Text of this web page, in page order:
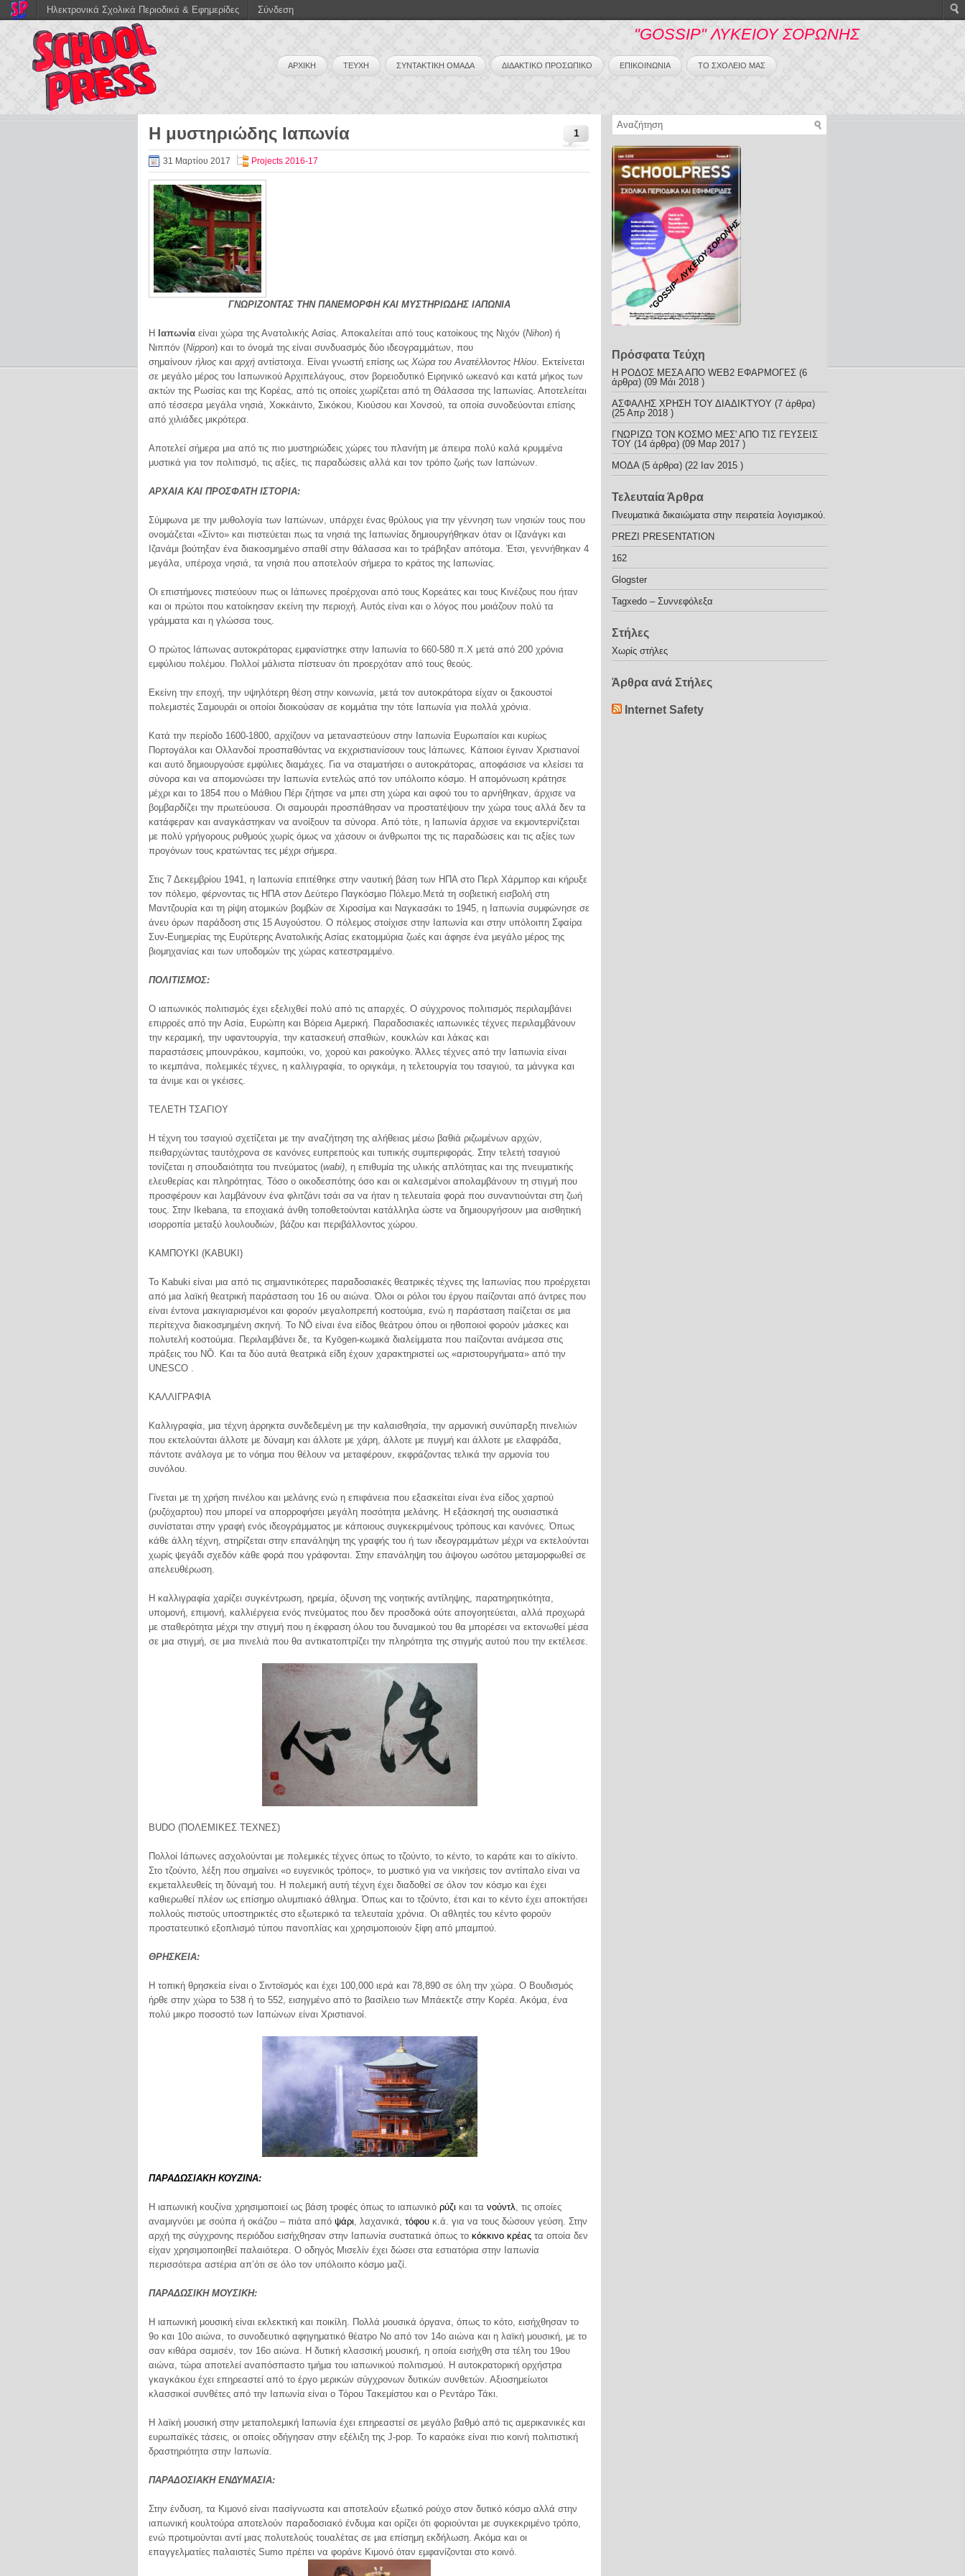
"GOSSIP" ΛΥΚΕΙΟΥ ΣΟΡΩΝΗΣ
ΑΡΧΙΚΗ ΤΕΥΧΗ ΣΥΝΤΑΚΤΙΚΗ ΟΜΑΔΑ ΔΙΔΑΚΤΙΚΟ ΠΡΟΣΩΠΙΚΟ ΕΠΙΚΟΙΝΩΝΙΑ ΤΟ ΣΧΟΛΕΙΟ ΜΑΣ
1
Η μυστηριώδης Ιαπωνία
31 Μαρτίου 2017 Projects 2016-17
ΓΝΩΡΙΖΟΝΤΑΣ ΤΗΝ ΠΑΝΕΜΟΡΦΗ ΚΑΙ ΜΥΣΤΗΡΙΩΔΗΣ ΙΑΠΩΝΙΑ
Η Ιαπωνία είναι χώρα της Ανατολικής Ασίας. Αποκαλείται από τους κατοίκους της Νιχόν (Nihon) ή
Νιππόν (Nippon) και το όνομά της είναι συνδυασμός δύο ιδεογραμμάτων, που
σημαίνουν ήλιος και αρχή αντίστοιχα. Είναι γνωστή επίσης ως Χώρα του Ανατέλλοντος Ηλίου. Εκτείνεται
σε μεγάλο μέρος του Ιαπωνικού Αρχιπελάγους, στον βορειοδυτικό Ειρηνικό ωκεανό και κατά μήκος των
ακτών της Ρωσίας και της Κορέας, από τις οποίες χωρίζεται από τη Θάλασσα της Ιαπωνίας. Αποτελείται
από τέσσερα μεγάλα νησιά, Χοκκάιντο, Σικόκου, Κιούσου και Χονσού, τα οποία συνοδεύονται επίσης
από χιλιάδες μικρότερα.
Αποτελεί σήμερα μια από τις πιο μυστηριώδεις χώρες του πλανήτη με άπειρα πολύ καλά κρυμμένα
μυστικά για τον πολιτισμό, τις αξίες, τις παραδώσεις αλλά και τον τρόπο ζωής των Ιαπώνων.
ΑΡΧΑΙΑ ΚΑΙ ΠΡΟΣΦΑΤΗ ΙΣΤΟΡΙΑ:
Σύμφωνα με την μυθολογία των Ιαπώνων, υπάρχει ένας θρύλους για την γέννηση των νησιών τους που
ονομάζεται «Σίντο» και πιστεύεται πως τα νησιά της Ιαπωνίας δημιουργήθηκαν όταν οι Ιζανάγκι και
Ιζανάμι βούτηξαν ένα διακοσμημένο σπαθί στην θάλασσα και το τράβηξαν απότομα. Έτσι, γεννήθηκαν 4
μεγάλα, υπέροχα νησιά, τα νησιά που αποτελούν σήμερα το κράτος της Ιαπωνίας.
Οι επιστήμονες πιστεύουν πως οι Ιάπωνες προέρχοναι από τους Κορεάτες και τους Κινέζους που ήταν
και οι πρώτοι που κατοίκησαν εκείνη την περιοχή. Αυτός είναι και ο λόγος που μοιάζουν πολύ τα
γράμματα και η γλώσσα τους.
Ο πρώτος Ιάπωνας αυτοκράτορας εμφανίστηκε στην Ιαπωνία το 660-580 π.Χ μετά από 200 χρόνια
εμφύλιου πολέμου. Πολλοί μάλιστα πίστευαν ότι προερχόταν από τους θεούς.
Εκείνη την εποχή, την υψηλότερη θέση στην κοινωνία, μετά τον αυτοκράτορα είχαν οι ξακουστοί
πολεμιστές Σαμουράι οι οποίοι διοικούσαν σε κομμάτια την τότε Ιαπωνία για πολλά χρόνια.
Κατά την περίοδο 1600-1800, αρχίζουν να μεταναστεύουν στην Ιαπωνία Ευρωπαίοι και κυρίως
Πορτογάλοι και Ολλανδοί προσπαθόντας να εκχριστιανίσουν τους Ιάπωνες. Κάποιοι έγιναν Χριστιανοί
και αυτό δημιουργούσε εμφύλιες διαμάχες. Για να σταματήσει ο αυτοκράτορας, αποφάσισε να κλείσει τα
σύνορα και να απομονώσει την Ιαπωνία εντελώς από τον υπόλοιπο κόσμο. Η απομόνωση κράτησε
μέχρι και το 1854 που ο Μάθιου Πέρι ζήτησε να μπει στη χώρα και αφού του το αρνήθηκαν, άρχισε να
βομβαρδίζει την πρωτεύουσα. Οι σαμουράι προσπάθησαν να προστατέψουν την χώρα τους αλλά δεν τα
κατάφεραν και αναγκάστηκαν να ανοίξουν τα σύνορα. Από τότε, η Ιαπωνία άρχισε να εκμοντερνίζεται
με πολύ γρήγορους ρυθμούς χωρίς όμως να χάσουν οι άνθρωποι της τις παραδώσεις και τις αξίες των
προγόνων τους κρατώντας τες μέχρι σήμερα.
Στις 7 Δεκεμβρίου 1941, η Ιαπωνία επιτέθηκε στην ναυτική βάση των ΗΠΑ στο Περλ Χάρμπορ και κήρυξε
τον πόλεμο, φέρνοντας τις ΗΠΑ στον Δεύτερο Παγκόσμιο Πόλεμο.Μετά τη σοβιετική εισβολή στη
Μαντζουρία και τη ρίψη ατομικών βομβών σε Χιροσίμα και Ναγκασάκι το 1945, η Ιαπωνία συμφώνησε σε
άνευ όρων παράδοση στις 15 Αυγούστου. Ο πόλεμος στοίχισε στην Ιαπωνία και στην υπόλοιπη Σφαίρα
Συν-Ευημερίας της Ευρύτερης Ανατολικής Ασίας εκατομμύρια ζωές και άφησε ένα μεγάλο μέρος της
βιομηχανίας και των υποδομών της χώρας κατεστραμμένο.
ΠΟΛΙΤΙΣΜΟΣ:
Ο ιαπωνικός πολιτισμός έχει εξελιχθεί πολύ από τις απαρχές. Ο σύγχρονος πολιτισμός περιλαμβάνει
επιρροές από την Ασία, Ευρώπη και Βόρεια Αμερική. Παραδοσιακές ιαπωνικές τέχνες περιλαμβάνουν
την κεραμική, την υφαντουργία, την κατασκευή σπαθιών, κουκλών και λάκας και
παραστάσεις μπουνράκου, καμπούκι, νο, χορού και ρακούγκο. Άλλες τέχνες από την Ιαπωνία είναι
το ικεμπάνα, πολεμικές τέχνες, η καλλιγραφία, το οριγκάμι, η τελετουργία του τσαγιού, τα μάνγκα και
τα άνιμε και οι γκέισες.
ΤΕΛΕΤΗ ΤΣΑΓΙΟΥ
Η τέχνη του τσαγιού σχετίζεται με την αναζήτηση της αλήθειας μέσω βαθιά ριζωμένων αρχών,
πειθαρχώντας ταυτόχρονα σε κανόνες ευπρεπούς και τυπικής συμπεριφοράς. Στην τελετή τσαγιού
τονίζεται η σπουδαιότητα του πνεύματος (wabi), η επιθυμία της υλικής απλότητας και της πνευματικής
ελευθερίας και πληρότητας. Τόσο ο οικοδεσπότης όσο και οι καλεσμένοι απολαμβάνουν τη στιγμή που
προσφέρουν και λαμβάνουν ένα φλιτζάνι τσάι σα να ήταν η τελευταία φορά που συναντιούνται στη ζωή
τους. Στην Ikebana, τα εποχιακά άνθη τοποθετούνται κατάλληλα ώστε να δημιουργήσουν μια αισθητική
ισορροπία μεταξύ λουλουδιών, βάζου και περιβάλλοντος χώρου.
ΚΑΜΠΟΥΚΙ (KABUKI)
Το Kabuki είναι μια από τις σημαντικότερες παραδοσιακές θεατρικές τέχνες της Ιαπωνίας που προέρχεται
από μια λαϊκή θεατρική παράσταση του 16 ου αιώνα. Όλοι οι ρόλοι του έργου παίζονται από άντρες που
είναι έντονα μακιγιαρισμένοι και φορούν μεγαλοπρεπή κοστούμια, ενώ η παράσταση παίζεται σε μια
περίτεχνα διακοσμημένη σκηνή. Το ΝŌ είναι ένα είδος θεάτρου όπου οι ηθοποιοί φορούν μάσκες και
πολυτελή κοστούμια. Περιλαμβάνει δε, τα Kyōgen-κωμικά διαλείμματα που παίζονται ανάμεσα στις
πράξεις του ΝŌ. Και τα δύο αυτά θεατρικά είδη έχουν χαρακτηριστεί ως «αριστουργήματα» από την
UNESCO .
ΚΑΛΛΙΓΡΑΦΙΑ
Καλλιγραφία, μια τέχνη άρρηκτα συνδεδεμένη με την καλαισθησία, την αρμονική συνύπαρξη πινελιών
που εκτελούνται άλλοτε με δύναμη και άλλοτε με χάρη, άλλοτε με πυγμή και άλλοτε με ελαφράδα,
πάντοτε ανάλογα με το νόημα που θέλουν να μεταφέρουν, εκφράζοντας τελικά την αρμονία του
συνόλου.
Γίνεται με τη χρήση πινέλου και μελάνης ενώ η επιφάνεια που εξασκείται είναι ένα είδος χαρτιού
(ρυζόχαρτου) που μπορεί να απορροφήσει μεγάλη ποσότητα μελάνης. Η εξάσκησή της ουσιαστικά
συνίσταται στην γραφή ενός ιδεογράμματος με κάποιους συγκεκριμένους τρόπους και κανόνες. Όπως
κάθε άλλη τέχνη, στηρίζεται στην επανάληψη της γραφής του ή των ιδεογραμμάτων μέχρι να εκτελούνται
χωρίς ψεγάδι σχεδόν κάθε φορά που γράφονται. Στην επανάληψη του άψογου ωσότου μεταμορφωθεί σε
απελευθέρωση.
Η καλλιγραφία χαρίζει συγκέντρωση, ηρεμία, όξυνση της νοητικής αντίληψης, παρατηρητικότητα,
υπομονή, επιμονή, καλλιέργεια ενός πνεύματος που δεν προσδοκά ούτε απογοητεύεται, αλλά προχωρά
με σταθερότητα μέχρι την στιγμή που η έκφραση όλου του δυναμικού του θα μπορέσει να εκτονωθεί μέσα
σε μια στιγμή, σε μια πινελιά που θα αντικατοπτρίζει την πληρότητα της στιγμής αυτού που την εκτέλεσε.
ΒUDO (ΠΟΛΕΜΙΚΕΣ ΤΕΧΝΕΣ)
Πολλοί Ιάπωνες ασχολούνται με πολεμικές τέχνες όπως το τζούντο, το κέντο, το καράτε και το αϊκίντο.
Στο τζούντο, λέξη που σημαίνει «ο ευγενικός τρόπος», το μυστικό για να νικήσεις τον αντίπαλο είναι να
εκμεταλλευθείς τη δύναμή του. Η πολεμική αυτή τέχνη έχει διαδοθεί σε όλον τον κόσμο και έχει
καθιερωθεί πλέον ως επίσημο ολυμπιακό άθλημα. Όπως και το τζούντο, έτσι και το κέντο έχει αποκτήσει
πολλούς πιστούς υποστηρικτές στο εξωτερικό τα τελευταία χρόνια. Οι αθλητές του κέντο φορούν
προστατευτικό εξοπλισμό τύπου πανοπλίας και χρησιμοποιούν ξίφη από μπαμπού.
ΘΡΗΣΚΕΙΑ:
Η τοπική θρησκεία είναι ο Σιντοϊσμός και έχει 100,000 ιερά και 78,890 σε όλη την χώρα. Ο Βουδισμός
ήρθε στην χώρα το 538 ή το 552, εισηγμένο από το βασίλειο των Μπάεκτζε στην Κορέα. Ακόμα, ένα
πολύ μικρο ποσοστό των Ιαπώνων είναι Χριστιανοί.
ΠΑΡΑΔΩΣΙΑΚΗ ΚΟΥΖΙΝΑ:
Η ιαπωνική κουζίνα χρησιμοποιεί ως βάση τροφές όπως το ιαπωνικό ρύζι και τα νούντλ, τις οποίες
αναμιγνύει με σούπα ή οκάζου – πιάτα από ψάρι, λαχανικά, τόφου κ.ά. για να τους δώσουν γεύση. Στην
αρχή της σύγχρονης περιόδου εισήχθησαν στην Ιαπωνία συστατικά όπως το κόκκινο κρέας τα οποία δεν
είχαν χρησιμοποιηθεί παλαιότερα. Ο οδηγός Μισελίν έχει δώσει στα εστιατόρια στην Ιαπωνία
περισσότερα αστέρια απ’ότι σε όλο τον υπόλοιπο κόσμο μαζί.
ΠΑΡΑΔΩΣΙΚΗ ΜΟΥΣΙΚΗ:
Η ιαπωνική μουσική είναι εκλεκτική και ποικίλη. Πολλά μουσικά όργανα, όπως το κότο, εισήχθησαν το
9ο και 10ο αιώνα, το συνοδευτικό αφηγηματικό θέατρο Νο από τον 14ο αιώνα και η λαϊκή μουσική, με το
σαν κιθάρα σαμισέν, τον 16ο αιώνα. Η δυτική κλασσική μουσική, η οποία εισήχθη στα τέλη του 19ου
αιώνα, τώρα αποτελεί αναπόσπαστο τμήμα του ιαπωνικού πολιτισμού. Η αυτοκρατορική ορχήστρα
γκαγκάκου έχει επηρεαστεί από το έργο μερικών σύγχρονων δυτικών συνθετών. Αξιοσημείωτοι
κλασσικοί συνθέτες από την Ιαπωνία είναι ο Τόρου Τακεμίστου και ο Ρεντάρο Τάκι.
Η λαϊκή μουσική στην μεταπολεμική Ιαπωνία έχει επηρεαστεί σε μεγάλο βαθμό από τις αμερικανικές και
ευρωπαϊκές τάσεις, οι οποίες οδήγησαν στην εξέλιξη της J-pop. Το καραόκε είναι πιο κοινή πολιτιστική
δραστηριότητα στην Ιαπωνία.
ΠΑΡΑΔOΣΙΑΚΗ ΕΝΔΥΜΑΣΙΑ:
Στην ένδυση, τα Κιμονό είναι πασίγνωστα και αποτελούν εξωτικό ρούχο στον δυτικό κόσμο αλλά στην
ιαπωνική κουλτούρα αποτελούν παραδοσιακό ένδυμα και ορίζει ότι φοριούνται με συγκεκριμένο τρόπο,
ενώ προτιμούνται αντί μιας πολυτελούς τουαλέτας σε μια επίσημη εκδήλωση. Ακόμα και οι
επαγγελματίες παλαιστές Sumo πρέπει να φοράνε Κιμονό όταν εμφανίζονται στο κοινό.
"GOSSIP" ΛΥΚΕΙΟΥ ΣΟΡΩΝΗΣ
Πρόσφατα Τεύχη
Η ΡΟΔΟΣ ΜΕΣΑ ΑΠΟ WEB2 ΕΦΑΡΜΟΓΕΣ (6
άρθρα) (09 Μάι 2018 )
ΑΣΦΑΛΗΣ ΧΡΗΣΗ ΤΟΥ ΔΙΑΔΙΚΤΥΟΥ (7 άρθρα)
(25 Απρ 2018 )
ΓΝΩΡΙΖΩ ΤΟΝ ΚΟΣΜΟ ΜΕΣ' ΑΠΟ ΤΙΣ ΓΕΥΣΕΙΣ
ΤΟΥ (14 άρθρα) (09 Μαρ 2017 )
ΜΟΔΑ(5 άρθρα) (22 Ιαν 2015 )
Τελευταία Άρθρα
Πνευματικά δικαιώματα στην πειρατεία λογισμικού.
PREZI PRESENTATION
162
Glogster
Tagxedo – Συννεφόλεξα
Στήλες
Χωρίς στήλες
Άρθρα ανά Στήλες
Internet Safety
Ηλεκτρονικά Σχολικά Περιοδικά & Εφημερίδες Σύνδεση